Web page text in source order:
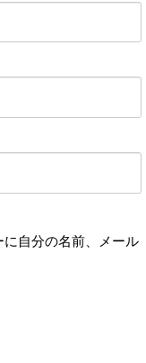
自分の名前、メール